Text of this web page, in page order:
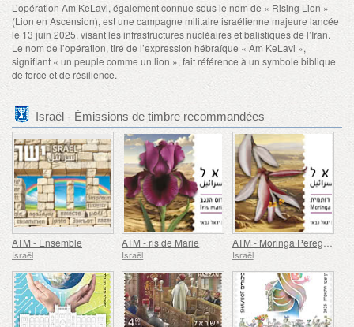
L’opération Am KeLavi, également connue sous le nom de « Rising Lion »
(Lion en Ascension), est une campagne militaire israélienne majeure lancée
le 13 juin 2025, visant les infrastructures nucléaires et balistiques de l’Iran.
Le nom de l’opération, tiré de l’expression hébraïque « Am KeLavi »,
signifiant « un peuple comme un lion », fait référence à un symbole biblique
de force et de résilience.
Israël - Émissions de timbre recommandées
ATM - Ensemble
Israël
ATM - ris de Marie
Israël
ATM - Moringa Peregrina
Israël